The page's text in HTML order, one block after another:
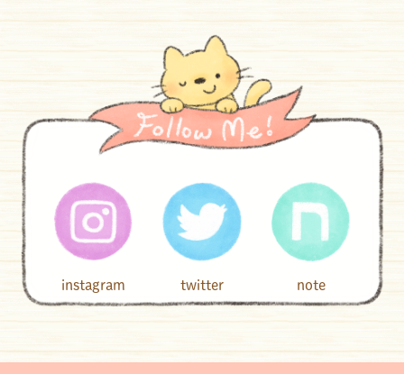
instagram twitter note